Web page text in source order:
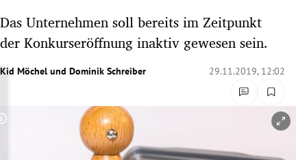
Untermenü
Das Unternehmen soll bereits im Zeitpunkt
der Konkurseröffnung inaktiv gewesen sein.
Kid Möchel und Dominik Schreiber 29.11.2019, 12:02
Copyright-Hinweis öffnen/schließen